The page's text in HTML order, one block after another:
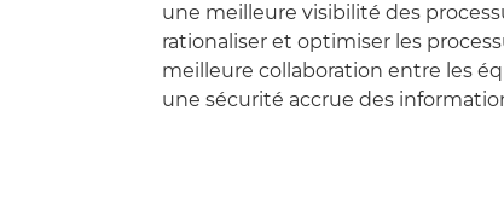
une meilleure visibilité des
rationaliser et optimiser les
meilleure collaboration entre les
une sécurité accrue des